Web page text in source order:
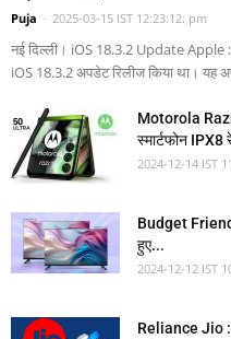
Puja - 2025-03-15 IST 12:23:12: pm
नई दिल्ली। iOS 18.3.2 Update
iOS 18.3.2 अपडेट रिलीज किया था। यह
Motorola
स्मार्टफोन IPX8
2024-12-14 IST
Budget
हुए...
2024-12-12 IST
Reliance Jio :